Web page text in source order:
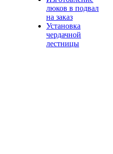
люков в подвал
на заказ
Установка
чердачной
лестницы